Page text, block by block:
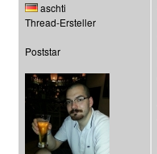
aschti
Thread-Ersteller
Poststar